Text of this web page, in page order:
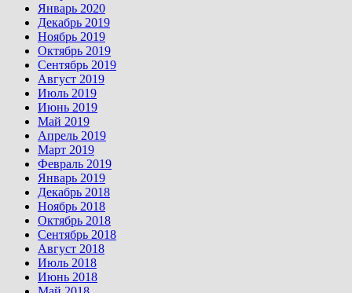
Январь 2020
Декабрь 2019
Ноябрь 2019
Октябрь 2019
Сентябрь 2019
Август 2019
Июль 2019
Июнь 2019
Май 2019
Апрель 2019
Март 2019
Февраль 2019
Январь 2019
Декабрь 2018
Ноябрь 2018
Октябрь 2018
Сентябрь 2018
Август 2018
Июль 2018
Июнь 2018